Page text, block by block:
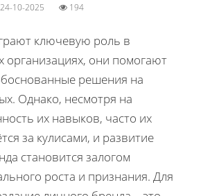
24-10-2025 194
ключевую роль в
организациях, они помогают
решения на
Однако, несмотря на
их навыков, часто их
за кулисами, и развитие
становится залогом
роста и признания. Для